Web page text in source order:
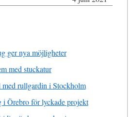
ger nya möjligheter
med stuckatur
rullgardin i Stockholm
i Örebro för lyckade projekt